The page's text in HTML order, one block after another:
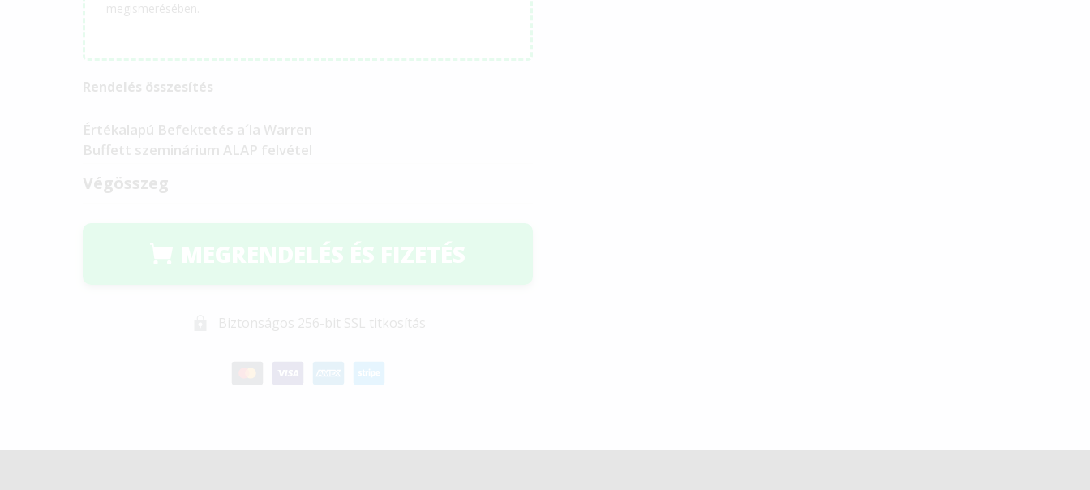
megismerésében.
Rendelés összesítés
Értékalapú Befektetés a´la Warren
Buffett szeminárium ALAP felvétel
Végösszeg
MEGRENDELÉS ÉS FIZETÉS
Biztonságos 256-bit SSL titkosítás